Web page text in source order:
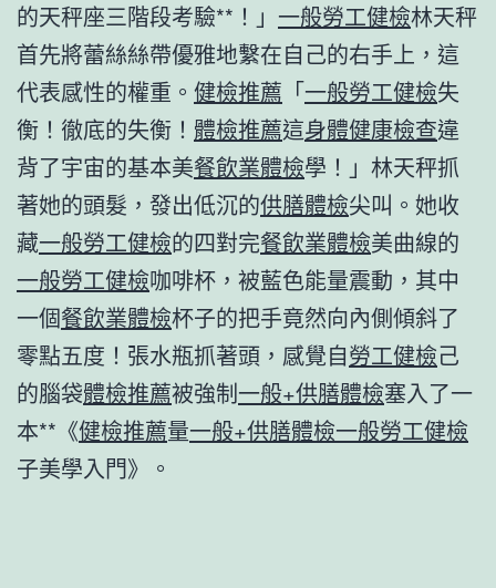
的天秤座三階段考驗**！」 一般勞工健檢林天秤
首先將蕾絲絲帶優雅地繫在自己的右手上，這
代表感性的權重。 健檢推薦 「一般勞工健檢失
衡！徹底的失衡！ 體檢推薦這身體健康檢查違
背了宇宙的基本美餐飲業體檢學！」林天秤抓
著她的頭髮，發出低沉的供膳體檢尖叫。她收
藏一般勞工健檢的四對完餐飲業體檢美曲線的
一般勞工健檢咖啡杯，被藍色能量震動，其中
一個餐飲業體檢杯子的把手竟然向內側傾斜了
零點五度！張水瓶抓著頭，感覺自勞工健檢己
的腦袋體檢推薦被強制一般+供膳體檢塞入了一
本**《健檢推薦量一般+供膳體檢一般勞工健檢
子美學入門》。